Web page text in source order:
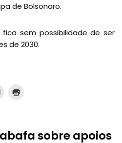
de Bolsonaro.
fica sem possibilidade de ser
de 2030.
sobre apoios